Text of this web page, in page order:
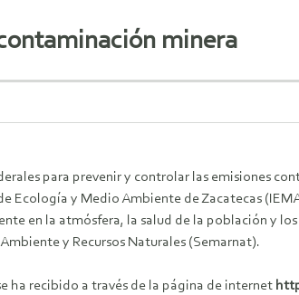
minera
para prevenir y controlar las emisiones
y Medio Ambiente de Zacatecas
en la atmósfera, la salud de la población y
y Recursos Naturales (Semarnat).
ha recibido a través de la página de internet